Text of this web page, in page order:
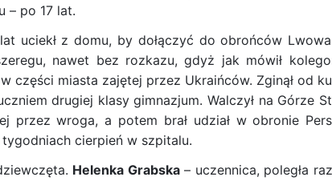
– po 17 lat.
uciekł z domu, by dołączyć do obrońców
nawet bez rozkazu, gdyż jak mówił
części miasta zajętej przez Ukraińców. Zginął od
drugiej klasy gimnazjum. Walczył na Górze
przez wroga, a potem brał udział w obronie
cierpień w szpitalu.
Helenka Grabska– uczennica, poległa